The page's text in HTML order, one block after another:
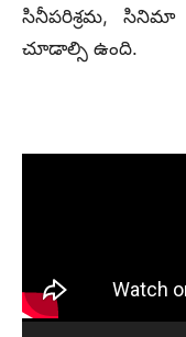
సినీపరిశ్రమ, సినిమా
చూడాల్సి ఉంది.